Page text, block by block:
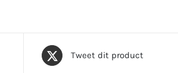
Tweet dit product